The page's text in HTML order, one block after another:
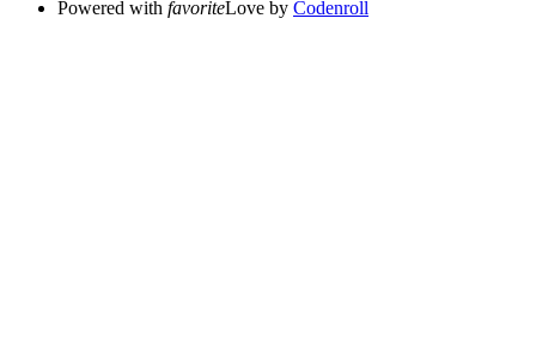
Powered with favoriteLove by Codenroll